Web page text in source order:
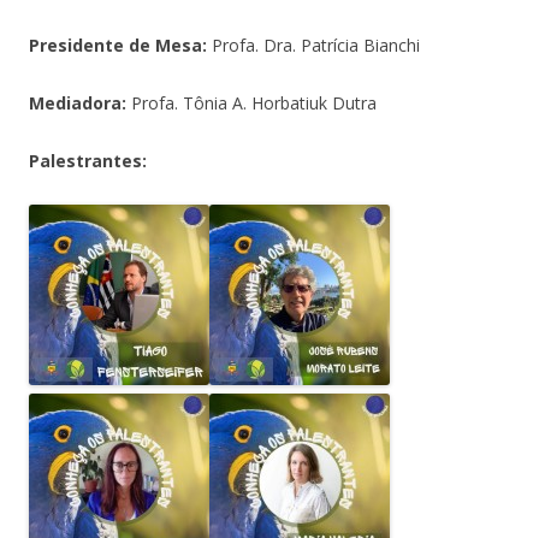
Presidente de Mesa: Profa. Dra. Patrícia Bianchi
Mediadora: Profa. Tônia A. Horbatiuk Dutra
Palestrantes: